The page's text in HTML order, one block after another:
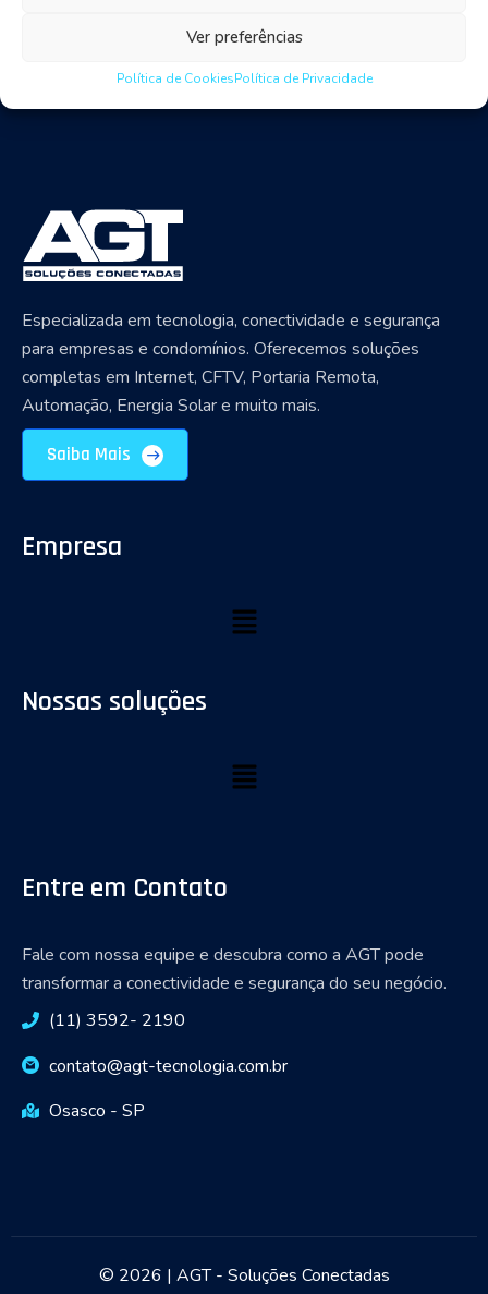
Ver preferências
Política de CookiesPolítica de Privacidade
Especializada em tecnologia, conectividade e segurança
para empresas e condomínios. Oferecemos soluções
completas em Internet, CFTV, Portaria Remota,
Automação, Energia Solar e muito mais.
Saiba Mais
Empresa
Nossas soluções
Entre em Contato
Fale com nossa equipe e descubra como a AGT pode
transformar a conectividade e segurança do seu negócio.
(11) 3592- 2190
contato@agt-tecnologia.com.br
Osasco - SP
© 2026 | AGT - Soluções Conectadas